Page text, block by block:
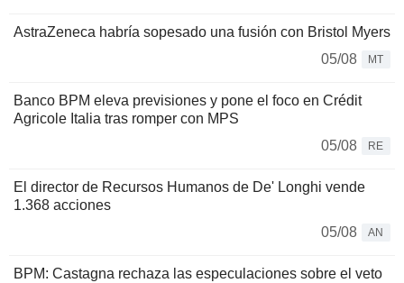
AstraZeneca habría sopesado una fusión con Bristol Myers
05/08
MT
Banco BPM eleva previsiones y pone el foco en Crédit
Agricole Italia tras romper con MPS
05/08
RE
El director de Recursos Humanos de De' Longhi vende
1.368 acciones
05/08
AN
BPM: Castagna rechaza las especulaciones sobre el veto